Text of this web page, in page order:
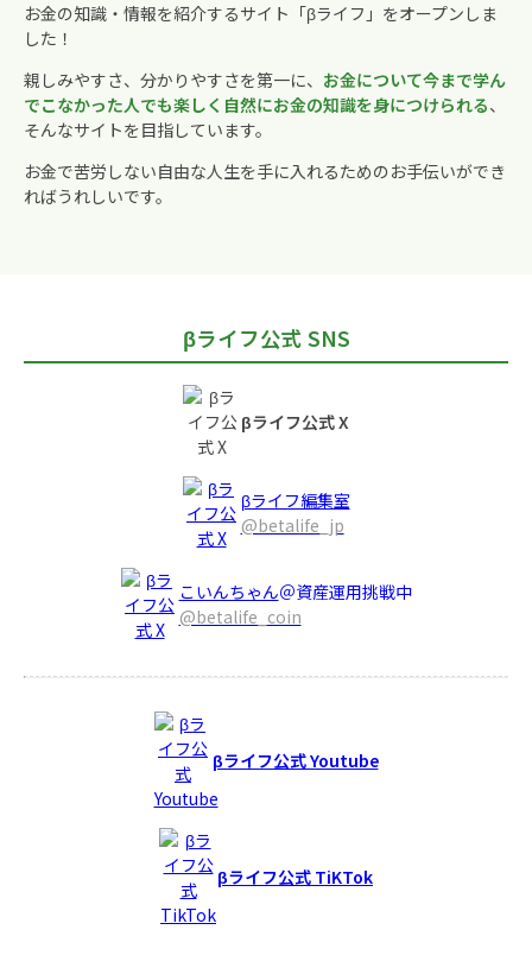
お金の知識・情報を紹介するサイト「βライフ」をオープンしま
した！
親しみやすさ、分かりやすさを第一に、 お金について今まで学ん
でこなかった人でも楽しく自然にお金の知識を身につけられる、
そんなサイトを目指しています。
お金で苦労しない自由な人生を手に入れるためのお手伝いができ
ればうれしいです。
βライフ公式 SNS
βライフ公式 X
βライフ編集室
@betalife_jp
こいんちゃん＠資産運用挑戦中
@betalife_coin
βライフ公式 Youtube
βライフ公式 TiKTok